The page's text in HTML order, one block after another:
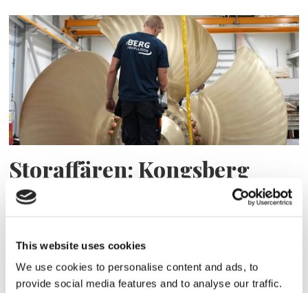
This website uses cookies
We use cookies to personalise content and ads, to
provide social media features and to analyse our traffic.
Storaffären: Kongsberg
Maritime köper Berg